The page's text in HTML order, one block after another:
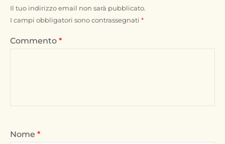
Il tuo indirizzo email non sarà pubblicato.
I campi obbligatori sono contrassegnati *
Commento *
Nome *